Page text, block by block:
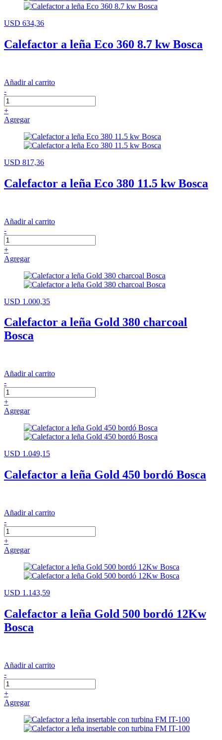
USD 634,36
Calefactor a leña Eco 360 8.7 kw Bosca
Añadir al carrito
-
+
Agregar
USD 817,36
Calefactor a leña Eco 380 11.5 kw Bosca
Añadir al carrito
-
+
Agregar
USD 1.000,35
Calefactor a leña Gold 380 charcoal
Bosca
Añadir al carrito
-
+
Agregar
USD 1.049,15
Calefactor a leña Gold 450 bordó Bosca
Añadir al carrito
-
+
Agregar
USD 1.143,59
Calefactor a leña Gold 500 bordó 12Kw
Bosca
Añadir al carrito
-
+
Agregar